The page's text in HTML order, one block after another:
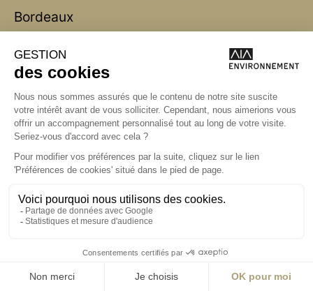
Bordeaux
Lyon
Marseille
Nantes
Paris
presse@aialifedesigners.fr
mentions légales